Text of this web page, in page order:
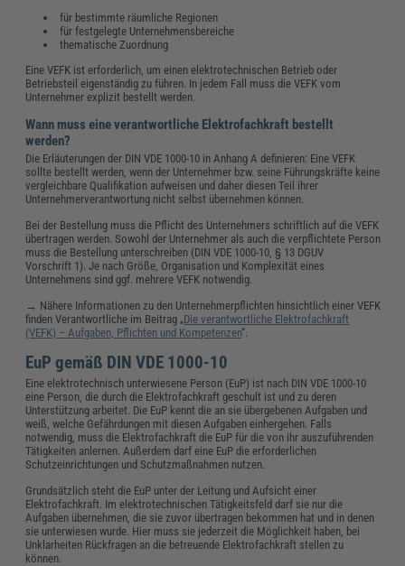
für bestimmte räumliche Regionen
für festgelegte Unternehmensbereiche
thematische Zuordnung
Eine VEFK ist erforderlich, um einen elektrotechnischen Betrieb oder
Betriebsteil eigenständig zu führen. In jedem Fall muss die VEFK vom
Unternehmer explizit bestellt werden.
Wann muss eine verantwortliche Elektrofachkraft bestellt
werden?
Die Erläuterungen der DIN VDE 1000-10 in Anhang A definieren: Eine VEFK
sollte bestellt werden, wenn der Unternehmer bzw. seine Führungskräfte keine
vergleichbare Qualifikation aufweisen und daher diesen Teil ihrer
Unternehmerverantwortung nicht selbst übernehmen können.
Bei der Bestellung muss die Pflicht des Unternehmers schriftlich auf die VEFK
übertragen werden. Sowohl der Unternehmer als auch die verpflichtete Person
muss die Bestellung unterschreiben (DIN VDE 1000-10, § 13 DGUV
Vorschrift 1). Je nach Größe, Organisation und Komplexität eines
Unternehmens sind ggf. mehrere VEFK notwendig.
→ Nähere Informationen zu den Unternehmerpflichten hinsichtlich einer VEFK
finden Verantwortliche im Beitrag „Die verantwortliche Elektrofachkraft
(VEFK) – Aufgaben, Pflichten und Kompetenzen“.
EuP gemäß DIN VDE 1000-10
Eine elektrotechnisch unterwiesene Person (EuP) ist nach DIN VDE 1000-10
eine Person, die durch die Elektrofachkraft geschult ist und zu deren
Unterstützung arbeitet. Die EuP kennt die an sie übergebenen Aufgaben und
weiß, welche Gefährdungen mit diesen Aufgaben einhergehen. Falls
notwendig, muss die Elektrofachkraft die EuP für die von ihr auszuführenden
Tätigkeiten anlernen. Außerdem darf eine EuP die erforderlichen
Schutzeinrichtungen und Schutzmaßnahmen nutzen.
Grundsätzlich steht die EuP unter der Leitung und Aufsicht einer
Elektrofachkraft. Im elektrotechnischen Tätigkeitsfeld darf sie nur die
Aufgaben übernehmen, die sie zuvor übertragen bekommen hat und in denen
sie unterwiesen wurde. Hier muss sie jederzeit die Möglichkeit haben, bei
Unklarheiten Rückfragen an die betreuende Elektrofachkraft stellen zu
können.